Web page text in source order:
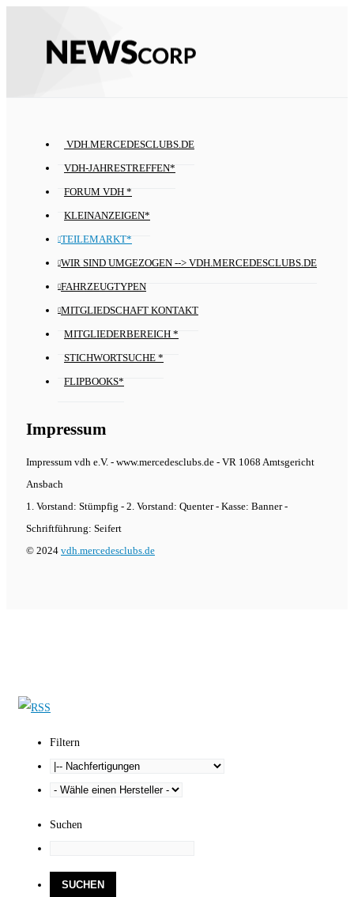
VDH.MERCEDESCLUBS.DE
VDH-JAHRESTREFFEN*
FORUM VDH *
KLEINANZEIGEN*
TEILEMARKT*
WIR SIND UMGEZOGEN --> VDH.MERCEDESCLUBS.DE
FAHRZEUGTYPEN
MITGLIEDSCHAFT KONTAKT
MITGLIEDERBEREICH *
STICHWORTSUCHE *
FLIPBOOKS*
Impressum
Impressum vdh e.V. - www.mercedesclubs.de - VR 1068 Amtsgericht
Ansbach
1. Vorstand: Stümpfig - 2. Vorstand: Quenter - Kasse: Banner -
Schriftführung: Seifert
© 2024 vdh.mercedesclubs.de
Filtern
Suchen